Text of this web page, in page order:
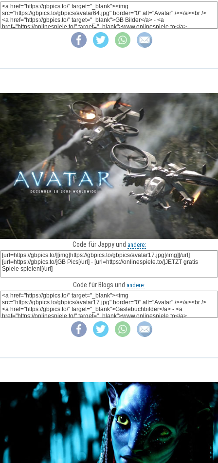
Code für Jappy und andere:
Code für Blogs und andere: